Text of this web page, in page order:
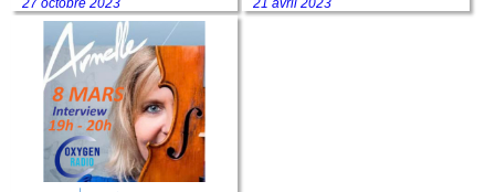
27 octobre 2023 21 avril 2023